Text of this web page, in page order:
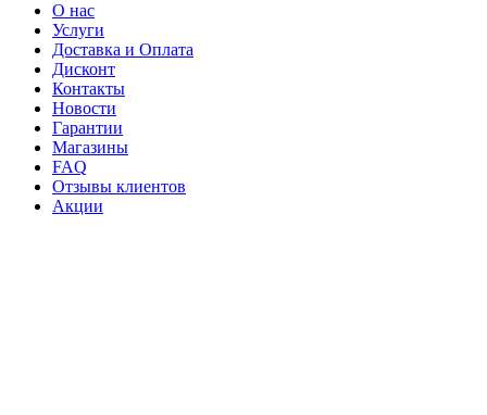
О нас
Услуги
Доставка и Оплата
Дисконт
Контакты
Новости
Гарантии
Магазины
FAQ
Отзывы клиентов
Акции